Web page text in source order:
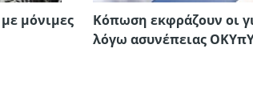
μόνιμες
Κόπωση εκφράζουν οι
λόγω ασυνέπειας